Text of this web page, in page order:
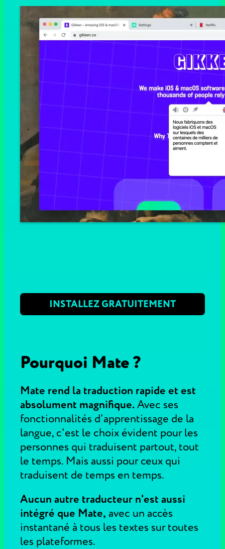
INSTALLEZ GRATUITEMENT
Pourquoi Mate ?
Mate rend la traduction rapide et est
absolument magnifique.Avec ses
fonctionnalités d'apprentissage de la
langue, c'est le choix évident pour les
personnes qui traduisent partout, tout
le temps. Mais aussi pour ceux qui
traduisent de temps en temps.
Aucun autre traducteur n'est aussi
intégré que Mate, avec un accès
instantané à tous les textes sur toutes
les plateformes.